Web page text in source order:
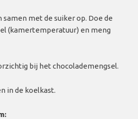
met de suiker op. Doe de
(kamertemperatuur) en meng
bij het chocolademengsel.
in de koelkast.